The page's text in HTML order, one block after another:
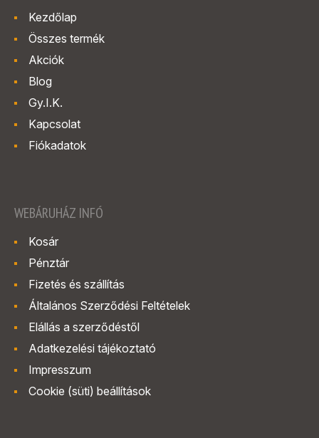
Kezdőlap
Összes termék
Akciók
Blog
Gy.I.K.
Kapcsolat
Fiókadatok
WEBÁRUHÁZ INFÓ
Kosár
Pénztár
Fizetés és szállítás
Általános Szerződési Feltételek
Elállás a szerződéstől
Adatkezelési tájékoztató
Impresszum
Cookie (süti) beállítások